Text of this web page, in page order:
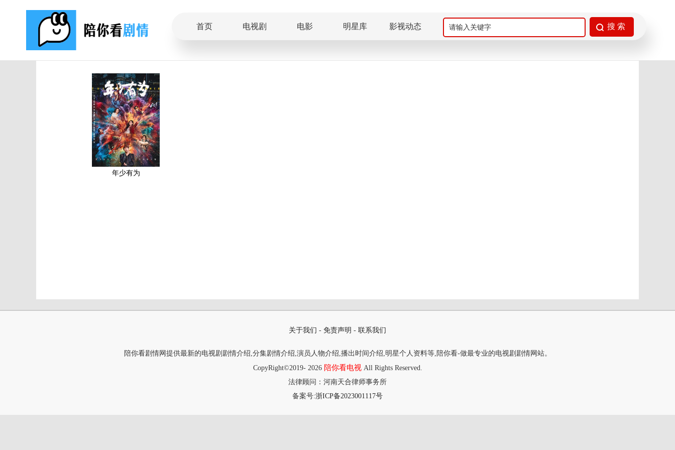
首页 电视剧 电影 明星库 影视动态
年少有为
关于我们 - 免责声明 - 联系我们
陪你看剧情网提供最新的电视剧剧情介绍,分集剧情介绍,演员人物介绍,播出时间介绍,明星个人资料等,陪你看-做最专业的电视剧剧情网站。
CopyRight©2019- 2026 陪你看电视All Rights Reserved.
法律顾问：河南天合律师事务所
备案号:浙ICP备2023001117号